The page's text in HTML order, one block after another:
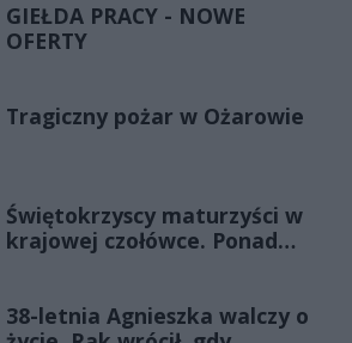
GIEŁDA PRACY - NOWE
OFERTY
Tragiczny pożar w Ożarowie
Świętokrzyscy maturzyści w
krajowej czołówce. Ponad
38-letnia Agnieszka walczy o